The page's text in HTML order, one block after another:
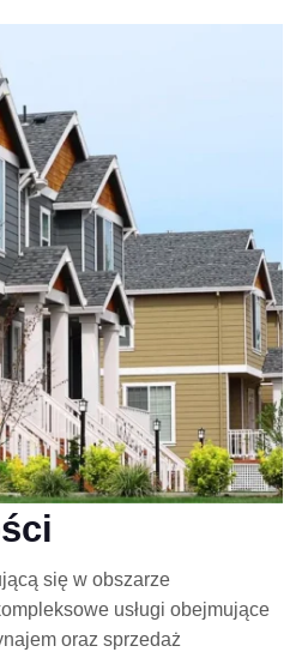
się w obszarze
usługi obejmujące
oraz sprzedaż